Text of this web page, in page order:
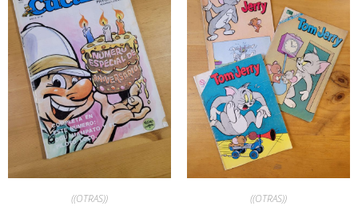
((OTRAS)) ((OTRAS))